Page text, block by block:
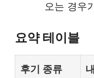
오는 경우
요약 테이블
후기 종류